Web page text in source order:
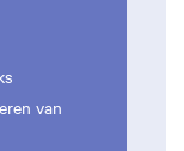
van